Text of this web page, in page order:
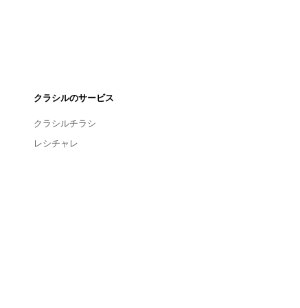
クラシルのサービス
クラシルチラシ
レシチャレ